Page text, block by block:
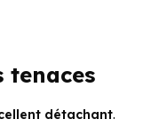
tenaces
détachant.